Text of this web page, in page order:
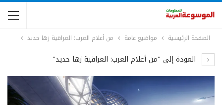
الصفحة الرئيسية مواضيع عامة من أعلام العرب: العراقية زها حديد
العودة إلى "من أعلام العرب: العراقية زها حديد"